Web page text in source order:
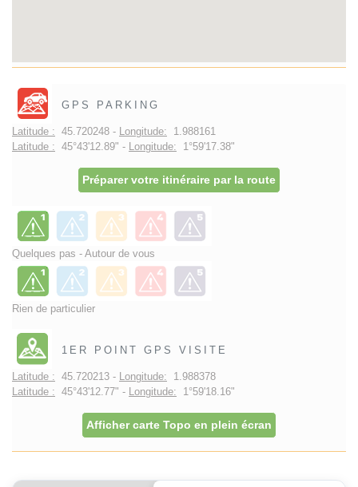
GPS PARKING
Latitude : 45.720248 - Longitude: 1.988161
Latitude : 45°43'12.89" - Longitude: 1°59'17.38"
Préparer votre itinéraire par la route
Quelques pas - Autour de vous
Rien de particulier
1ER POINT GPS VISITE
Latitude : 45.720213 - Longitude: 1.988378
Latitude : 45°43'12.77" - Longitude: 1°59'18.16"
Afficher carte Topo en plein écran